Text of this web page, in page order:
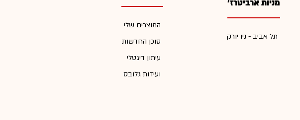
מניות ארביטרז'
תל אביב - ניו יורק
המוצרים שלי
סוכן החדשות
עיתון דיגטלי
ועידות גלובס